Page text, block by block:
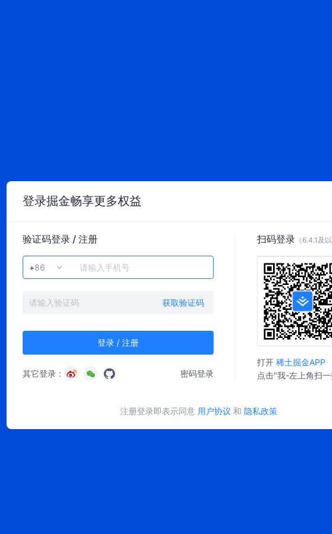
登录掘金畅享更多权益
验证码登录 / 注册
获取验证码
登录 / 注册
其它登录： 密码登录
扫码登录（6.4.1及
打开 稀土掘金APP
点击"我-左上角扫
注册登录即表示同意 用户协议 和 隐私政策